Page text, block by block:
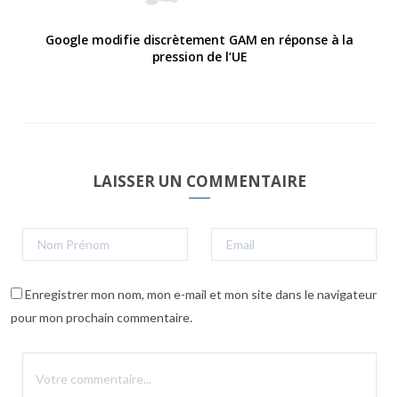
Google modifie discrètement GAM en réponse à la
pression de l’UE
LAISSER UN COMMENTAIRE
Enregistrer mon nom, mon e-mail et mon site dans le navigateur
pour mon prochain commentaire.